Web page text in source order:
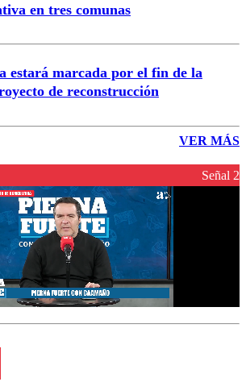
en tres comunas
estará marcada por el fin de la
de reconstrucción
VER MÁS
Señal 2